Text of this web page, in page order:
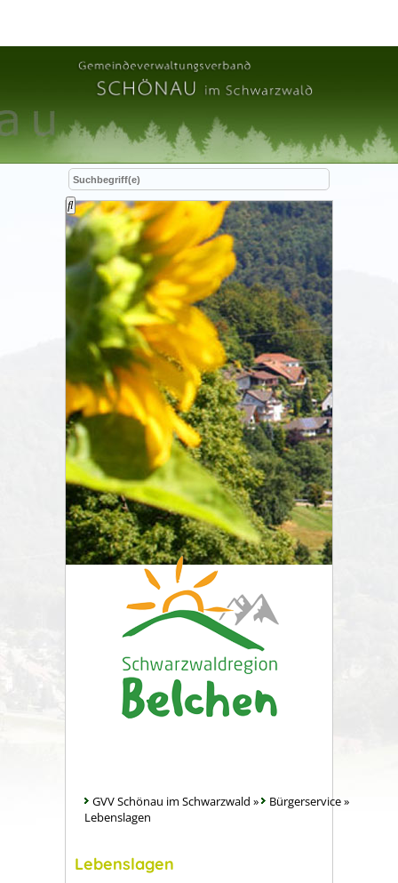
GVV Schönau im Schwarzwald » Bürgerservice»
Lebenslagen
Lebenslagen